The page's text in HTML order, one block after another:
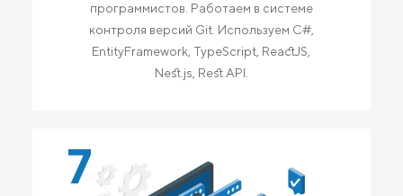
программистов. Работаем в системе
контроля версий Git. Используем C#,
EntityFramework, TypeScript, ReactJS,
Nest.js, Rest API.
7